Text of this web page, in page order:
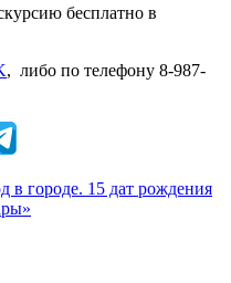
бесплатно в
, либо по телефону 8-987-
в городе. 15 дат рождения